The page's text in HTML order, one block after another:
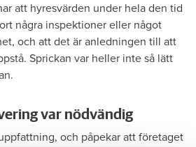
att hyresvärden under hela den tid
några inspektioner eller något
och att det är anledningen till att
Sprickan var heller inte så lätt
var nödvändig
och påpekar att företaget